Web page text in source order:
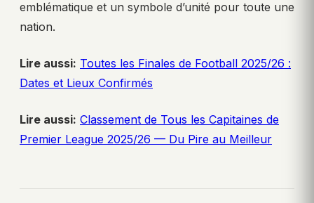
emblématique et un symbole d’unité pour toute une
nation.
Lire aussi: Toutes les Finales de Football 2025/26 :
Dates et Lieux Confirmés
Lire aussi: Classement de Tous les Capitaines de
Premier League 2025/26 — Du Pire au Meilleur